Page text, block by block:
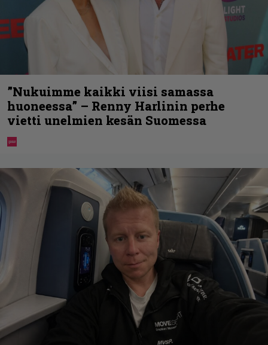
”Nukuimme kaikki viisi samassa
huoneessa” – Renny Harlinin perhe
vietti unelmien kesän Suomessa